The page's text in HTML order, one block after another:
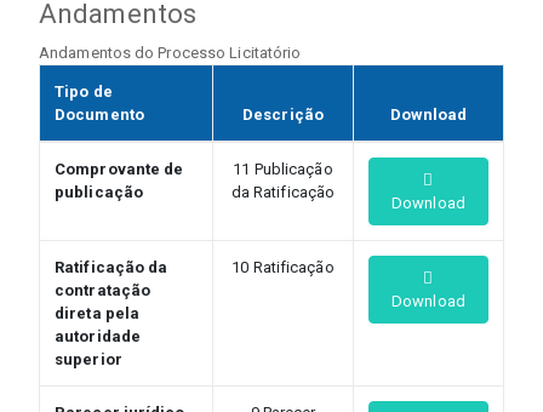
Andamentos
Andamentos do Processo Licitatório
Tipo de
Documento
Descrição Download
Comprovante de
publicação
11 Publicação
da Ratificação
Download
Ratificação da
contratação
direta pela
autoridade
superior
10 Ratificação
Download